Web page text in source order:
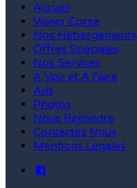
Accueil
Visiter Corse
Nos Hébergements
Offres Spéciales
Nos Services
À Voir et À Faire
Avis
Photos
Nous Rejoindre
Contactez Nous
Mentions Légales